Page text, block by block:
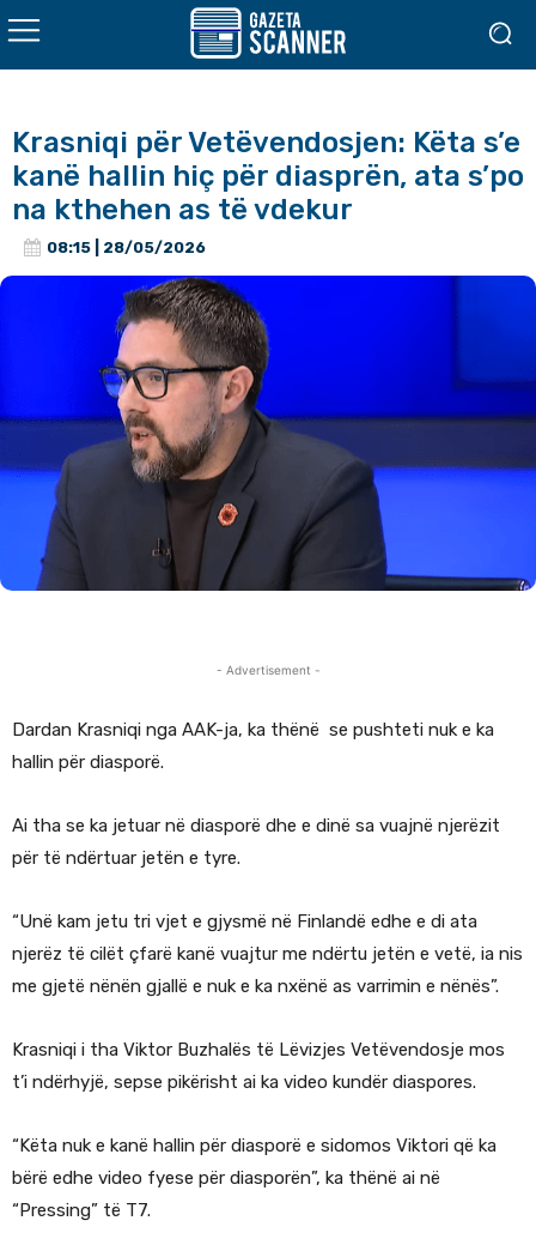
Krasniqi për Vetëvendosjen: Këta s’e
kanë hallin hiç për diasprën, ata s’po
na kthehen as të vdekur
08:15 | 28/05/2026
- Advertisement -
Dardan Krasniqi nga AAK-ja, ka thënë se pushteti nuk e ka
hallin për diasporë.
Ai tha se ka jetuar në diasporë dhe e dinë sa vuajnë njerëzit
për të ndërtuar jetën e tyre.
“Unë kam jetu tri vjet e gjysmë në Finlandë edhe e di ata
njerëz të cilët çfarë kanë vuajtur me ndërtu jetën e vetë, ia nis
me gjetë nënën gjallë e nuk e ka nxënë as varrimin e nënës”.
Krasniqi i tha Viktor Buzhalës të Lëvizjes Vetëvendosje mos
t’i ndërhyjë, sepse pikërisht ai ka video kundër diaspores.
“Këta nuk e kanë hallin për diasporë e sidomos Viktori që ka
bërë edhe video fyese për diasporën”, ka thënë ai në
“Pressing” të T7.